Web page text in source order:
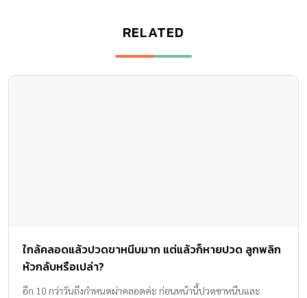
RELATED
ใกล้คลอดแล้วปวดขาหนีบมาก แต่แล้วก็หายปวด ลูกพลิก
หัวกลับหรือเปล่า?
อีก 10 กว่าวันถึงกำหนดผ่าคลอดค่ะ ก่อนหน้านี้ปวดขาหนีบและ